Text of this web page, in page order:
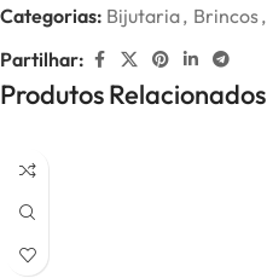
Categorias: Bijutaria, Brincos,
Partilhar:
Produtos Relacionados